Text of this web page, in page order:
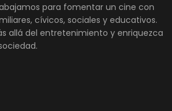
para fomentar un cine con
cívicos, sociales y educativos.
allá del entretenimiento y enriquezca